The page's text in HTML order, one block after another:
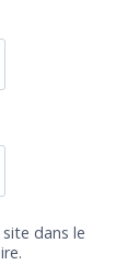
dans le